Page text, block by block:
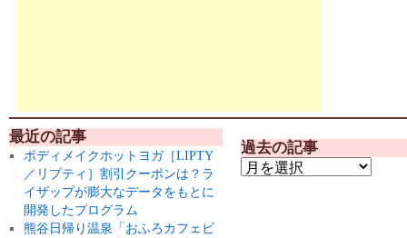
最近の記事
ボディメイクホットヨガ［LIPTY
／リプティ］割引クーポンは？ラ
イザップが膨大なデータをもとに
開発したプログラム
熊谷日帰り温泉「おふろカフェビ
過去の記事